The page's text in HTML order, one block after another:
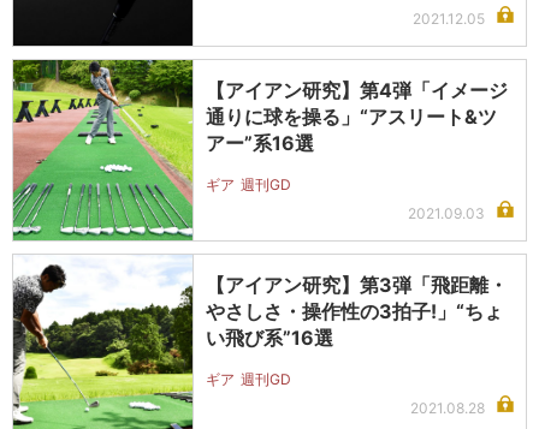
2021.12.05
【アイアン研究】第4弾「イメージ
通りに球を操る」“アスリート&ツ
アー”系16選
ギア 週刊GD
2021.09.03
【アイアン研究】第3弾「飛距離・
やさしさ・操作性の3拍子!」“ちょ
い飛び系”16選
ギア 週刊GD
2021.08.28